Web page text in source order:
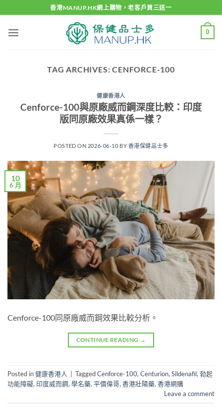
to
content
香港MANUP.HK網上購物，老客戶買三送一
0
TAG ARCHIVES:CENFORCE-100
健康香港人
Cenforce-100與原廠威而鋼深度比較：印度
版同原廠效果真係一樣？
POSTED ON 2026-06-10 BY 香港保健品士多
10
6 月
Cenforce-100同原廠威而鋼效果比較分析。
CONTINUE READING →
Posted in健康香港人 TaggedCenforce-100,Centurion,Sildenafil,勃起
功能障礙,印度威而鋼,學名藥,平價偉哥,香港壯陽藥,香港網購
Leave a comment